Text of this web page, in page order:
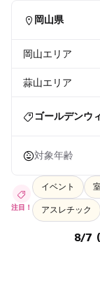
岡山県
岡山エリア
蒜山エリア
ゴールデンウ
対象年齢
注目！
イベント
アスレチック